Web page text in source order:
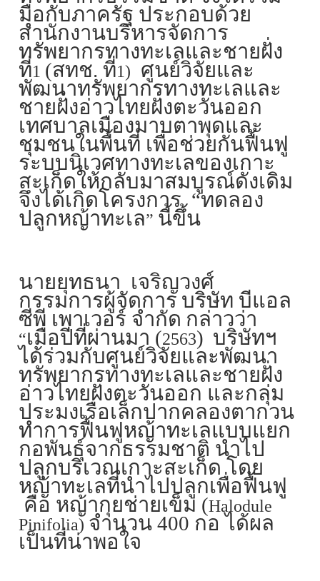
มือกับภาครัฐ ประกอบด้วย
สำนักงานบริหารจัดการ
ทรัพยากรทางทะเลและชายฝั่ง
ที่1 (สทช. ที่1)
ศูนย์วิจัยและ
พัฒนาทรัพยากรทางทะเลและ
ชายฝั่งอ่าวไทยฝั่งตะวันออก
เทศบาลเมืองมาบตาพุดและ
ชุมชนในพื้นที่ เพื่อช่วยกันฟื้นฟู
ระบบนิเวศทางทะเลของเกาะ
สะเก็ดให้กลับมาสมบูรณ์ดังเดิม
จึงได้เกิดโครงการ “ทดลอง
ปลูกหญ้าทะเล” นี้ขึ้น
นายยุทธนา เจริญวงศ์
กรรมการผู้จัดการ บริษัท บีแอล
ซีพี เพาเวอร์ จำกัด กล่าวว่า
“เมื่อปีที่ผ่านมา (2563) บริษัทฯ
ได้ร่วมกับศูนย์วิจัยและพัฒนา
ทรัพยากรทางทะเลและชายฝั่ง
อ่าวไทยฝั่งตะวันออก และกลุ่ม
ประมงเรือเล็กปากคลองตากวน
ทำการฟื้นฟูหญ้าทะเลแบบแยก
กอพันธุ์จากธรรมชาติ นำไป
ปลูกบริเวณเกาะสะเก็ด โดย
หญ้าทะเลที่นำไปปลูกเพื่อฟื้นฟู
คือ หญ้ากุยช่ายเข็ม (Halodule
Pinifolia) จำนวน 400 กอ ได้ผล
เป็นที่น่าพอใจ